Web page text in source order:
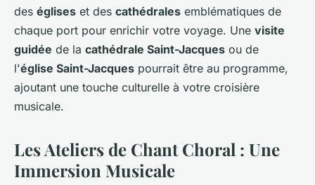
des églises et des cathédrales emblématiques de
chaque port pour enrichir votre voyage. Une visite
guidée de la cathédrale Saint-Jacques ou de
l'église Saint-Jacques pourrait être au programme,
ajoutant une touche culturelle à votre croisière
musicale.
Les Ateliers de Chant Choral : Une
Immersion Musicale